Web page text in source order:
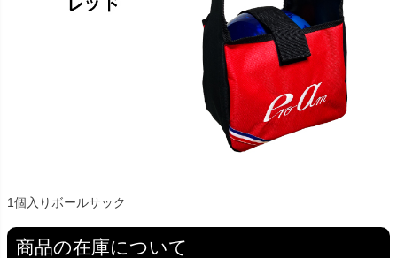
1個入りボールサック
商品の在庫について